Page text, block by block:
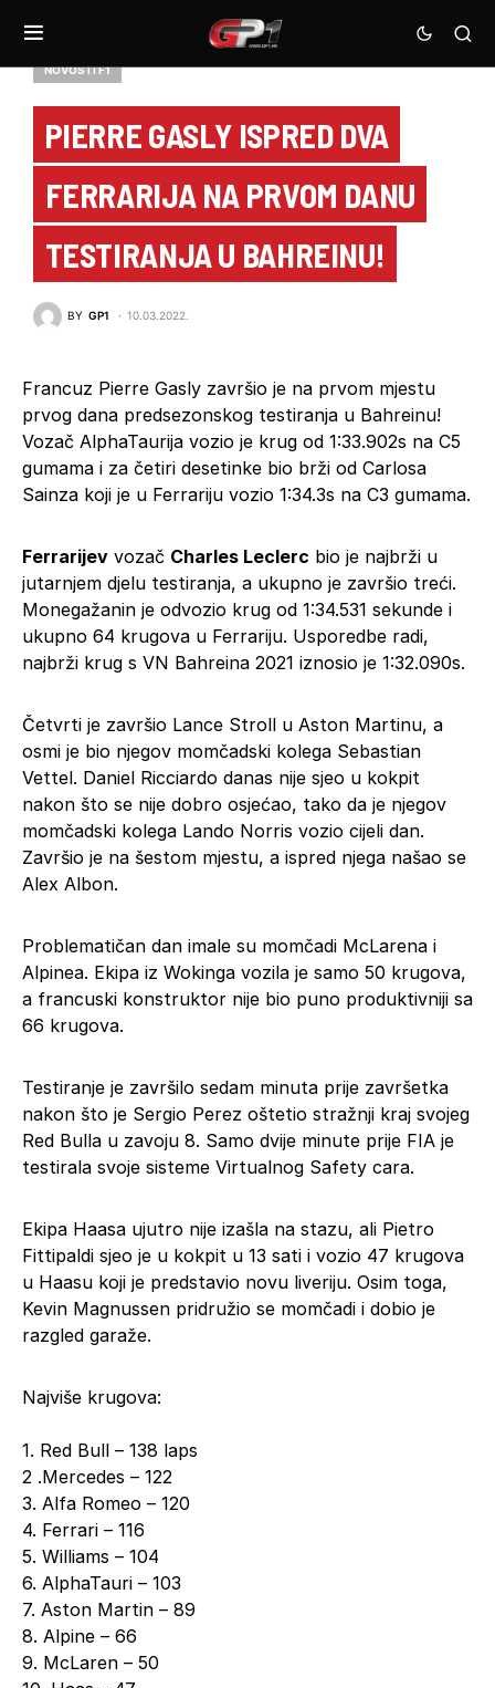
NOVOSTI F1
PIERRE GASLY ISPRED DVA
FERRARIJA NA PRVOM DANU
TESTIRANJA U BAHREINU!
BY GP1 10.03.2022.
Francuz Pierre Gasly završio je na prvom mjestu
prvog dana predsezonskog testiranja u Bahreinu!
Vozač AlphaTaurija vozio je krug od 1:33.902s na C5
gumama i za četiri desetinke bio brži od Carlosa
Sainza koji je u Ferrariju vozio 1:34.3s na C3 gumama.
Ferrarijev vozač Charles Leclerc bio je najbrži u
jutarnjem djelu testiranja, a ukupno je završio treći.
Monegažanin je odvozio krug od 1:34.531 sekunde i
ukupno 64 krugova u Ferrariju. Usporedbe radi,
najbrži krug s VN Bahreina 2021 iznosio je 1:32.090s.
Četvrti je završio Lance Stroll u Aston Martinu, a
osmi je bio njegov momčadski kolega Sebastian
Vettel. Daniel Ricciardo danas nije sjeo u kokpit
nakon što se nije dobro osjećao, tako da je njegov
momčadski kolega Lando Norris vozio cijeli dan.
Završio je na šestom mjestu, a ispred njega našao se
Alex Albon.
Problematičan dan imale su momčadi McLarena i
Alpinea. Ekipa iz Wokinga vozila je samo 50 krugova,
a francuski konstruktor nije bio puno produktivniji sa
66 krugova.
Testiranje je završilo sedam minuta prije završetka
nakon što je Sergio Perez oštetio stražnji kraj svojeg
Red Bulla u zavoju 8. Samo dvije minute prije FIA je
testirala svoje sisteme Virtualnog Safety cara.
Ekipa Haasa ujutro nije izašla na stazu, ali Pietro
Fittipaldi sjeo je u kokpit u 13 sati i vozio 47 krugova
u Haasu koji je predstavio novu liveriju. Osim toga,
Kevin Magnussen pridružio se momčadi i dobio je
razgled garaže.
Najviše krugova:
1. Red Bull – 138 laps
2 .Mercedes – 122
3. Alfa Romeo – 120
4. Ferrari – 116
5. Williams – 104
6. AlphaTauri – 103
7. Aston Martin – 89
8. Alpine – 66
9. McLaren – 50